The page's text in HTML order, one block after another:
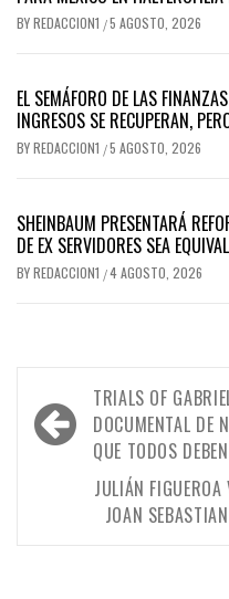
BYREDACCION1 /5 AGOSTO, 2026
EL SEMÁFORO DE LAS
INGRESOS SE RECUPERAN,
BYREDACCION1 /5 AGOSTO, 2026
SHEINBAUM PRESENTARÁ
DE EX SERVIDORES SEA
BYREDACCION1 /4 AGOSTO, 2026
Navegación
de
entradas
TRIALS OF
DOCUMENTAL DE
QUE TODOS
JULIÁN FIGUEROA
JOAN